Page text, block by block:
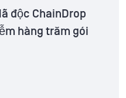
độc ChainDrop
hàng trăm gói